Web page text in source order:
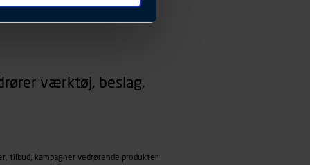
foretrukne sprog, og den
og apps med
behandles der
tidspunkt, hvad der
af
værktøj, beslag,
tilbud, kampagner vedrørende produkter